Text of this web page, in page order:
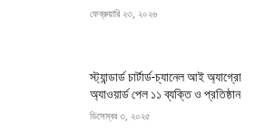
ফেব্রুয়ারি ২৩, ২০২৬
স্ট্যান্ডার্ড চার্টার্ড-চ্যানেল আই অ্যাগ্রো
অ্যাওয়ার্ড পেল ১১ ব্যক্তি ও প্রতিষ্ঠান
ডিসেম্বর ৩, ২০২৫